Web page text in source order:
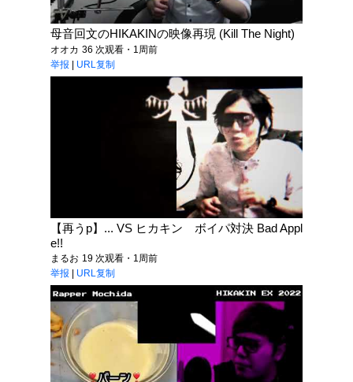
母音回文のHIKAKINの映像再現 (Kill The Night)
オオカ 36 次观看・1周前
举报
URL复制
【再うp】... VS ヒカキン ボイパ対決 Bad Appl
e!!
まるお 19 次观看・1周前
举报
URL复制